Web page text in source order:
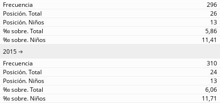
296
26
13
5,86
11,41
2015
310
24
13
6,06
11,71